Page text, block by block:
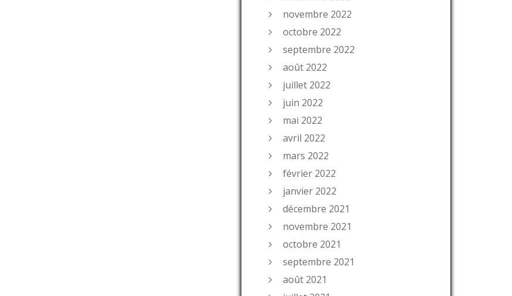
novembre 2022
octobre 2022
septembre 2022
août 2022
juillet 2022
juin 2022
mai 2022
avril 2022
mars 2022
février 2022
janvier 2022
décembre 2021
novembre 2021
octobre 2021
septembre 2021
août 2021